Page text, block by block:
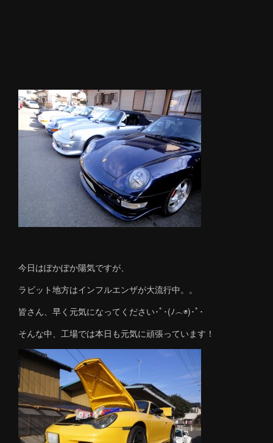
今日はぽかぽか陽気ですが、
ラビット地方はインフルエンザが大流行中。。
皆さん、早く元気になってください･ﾟ･(ﾉ︵◉)･ﾟ･
そんな中、工場では本日も元気に頑張っています！